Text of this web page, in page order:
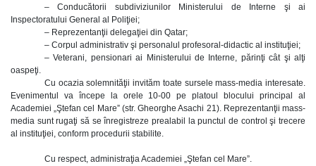
– Conducătorii subdiviziunilor Ministerului de Interne şi ai
Inspectoratului General al Poliţiei;
– Reprezentanţii delegaţiei din Qatar;
– Corpul administrativ şi personalul profesoral-didactic al instituţiei;
– Veterani, pensionari ai Ministerului de Interne, părinţi cât şi alţi
oaspeţi.
Cu ocazia solemnităţii invităm toate sursele mass-media interesate.
Evenimentul va începe la orele 10-00 pe platoul blocului principal al
Academiei „Ştefan cel Mare” (str. Gheorghe Asachi 21). Reprezentanţii mass-
media sunt rugaţi să se înregistreze prealabil la punctul de control şi trecere
al instituţiei, conform procedurii stabilite.
Cu respect, administraţia Academiei „Ştefan cel Mare”.